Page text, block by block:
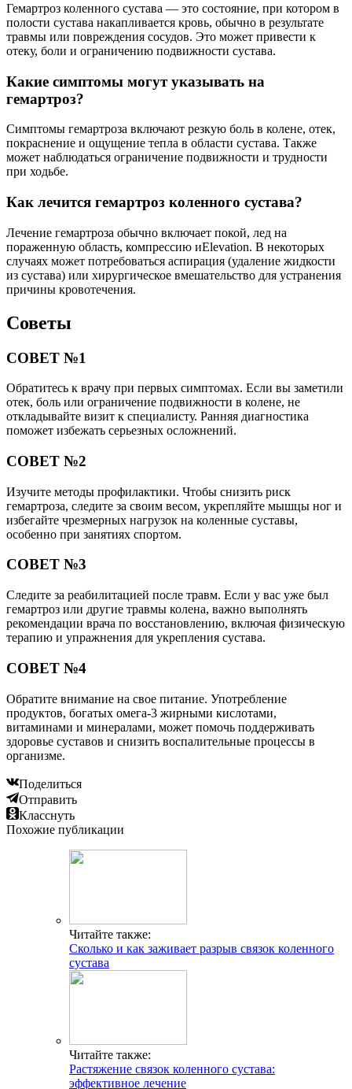
Гемартроз коленного сустава — это состояние, при котором в
полости сустава накапливается кровь, обычно в результате
травмы или повреждения сосудов. Это может привести к
отеку, боли и ограничению подвижности сустава.
Какие симптомы могут указывать на
гемартроз?
Симптомы гемартроза включают резкую боль в колене, отек,
покраснение и ощущение тепла в области сустава. Также
может наблюдаться ограничение подвижности и трудности
при ходьбе.
Как лечится гемартроз коленного сустава?
Лечение гемартроза обычно включает покой, лед на
пораженную область, компрессию иElevation. В некоторых
случаях может потребоваться аспирация (удаление жидкости
из сустава) или хирургическое вмешательство для устранения
причины кровотечения.
Советы
СОВЕТ №1
Обратитесь к врачу при первых симптомах. Если вы заметили
отек, боль или ограничение подвижности в колене, не
откладывайте визит к специалисту. Ранняя диагностика
поможет избежать серьезных осложнений.
СОВЕТ №2
Изучите методы профилактики. Чтобы снизить риск
гемартроза, следите за своим весом, укрепляйте мышцы ног и
избегайте чрезмерных нагрузок на коленные суставы,
особенно при занятиях спортом.
СОВЕТ №3
Следите за реабилитацией после травм. Если у вас уже был
гемартроз или другие травмы колена, важно выполнять
рекомендации врача по восстановлению, включая физическую
терапию и упражнения для укрепления сустава.
СОВЕТ №4
Обратите внимание на свое питание. Употребление
продуктов, богатых омега-3 жирными кислотами,
витаминами и минералами, может помочь поддерживать
здоровье суставов и снизить воспалительные процессы в
организме.
Поделиться
Отправить
Класснуть
Похожие публикации
Читайте также:
Сколько и как заживает разрыв связок коленного
сустава
Читайте также:
Растяжение связок коленного сустава:
эффективное лечение